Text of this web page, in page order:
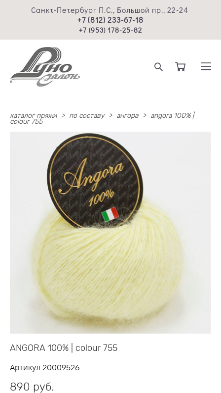
Санкт-Петербург П.С., Большой пр., 22-24
+7 (812) 233-67-18
+7 (953) 178-25-82
каталог пряжи > по составу > ангора >
angora 100% |
colour 755
ANGORA 100% | colour 755
Артикул 20009526
890 pуб.